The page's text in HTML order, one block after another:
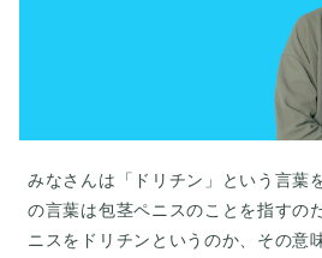
みなさんは「ドリチン」という言葉
の言葉は包茎ペニスのことを指すの
ニスをドリチンというのか、その意